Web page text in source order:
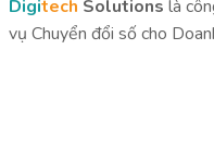
Digitech Solutions là
vụ Chuyển đổi số cho